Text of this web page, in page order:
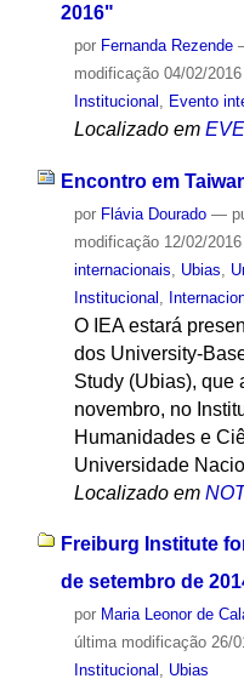
2016"
por Fernanda Rezende
modificação04/02/2016
Institucional
Evento
Localizado em
Encontro em
por Flávia Dourado —
modificação12/02/2016
internacionais
Ubias
Institucional
O IEA estará
dos University-
Study (Ubias), que
novembro, no
Humanidades e
Universidade
Localizado em
Freiburg Institute
de setembro de
por Maria Leonor de
última modificação26/
Institucional , Ubias